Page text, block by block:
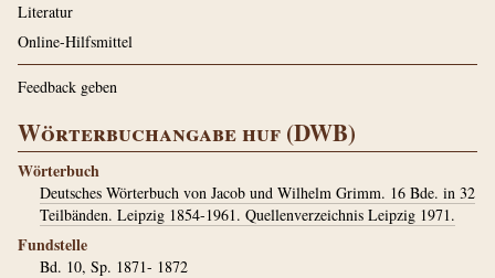
Literatur
Online-Hilfsmittel
Feedback geben
Wörterbuchangabe huf (DWB)
Wörterbuch
Deutsches Wörterbuch von Jacob und Wilhelm Grimm. 16 Bde. in 32
Teilbänden. Leipzig 1854-1961. Quellenverzeichnis Leipzig 1971.
Fundstelle
Bd. 10, Sp. 1871- 1872